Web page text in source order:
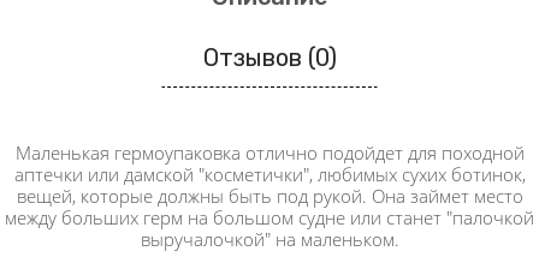
Отзывов (0)
Маленькая гермоупаковка отлично подойдет для походной
аптечки или дамской "косметички", любимых сухих ботинок,
вещей, которые должны быть под рукой. Она займет место
между больших герм на большом судне или станет "палочкой
выручалочкой" на маленьком.